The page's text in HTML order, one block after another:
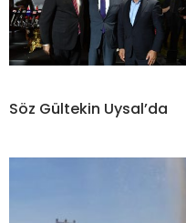
Söz Gültekin Uysal’da